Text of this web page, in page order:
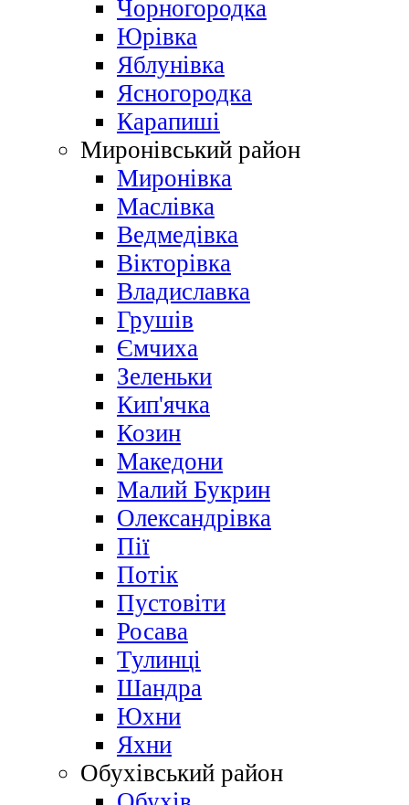
Чорногородка
Юрівка
Яблунівка
Ясногородка
Карапиші
Миронівський район
Миронівка
Маслівка
Ведмедівка
Вікторівка
Владиславка
Грушів
Ємчиха
Зеленьки
Кип'ячка
Козин
Македони
Малий Букрин
Олександрівка
Пії
Потік
Пустовіти
Росава
Тулинці
Шандра
Юхни
Яхни
Обухівський район